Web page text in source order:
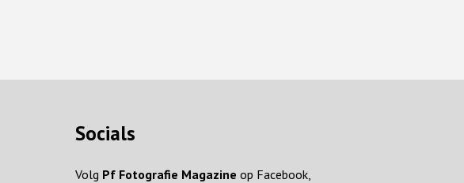
Socials
Volg Pf Fotografie Magazine op Facebook,